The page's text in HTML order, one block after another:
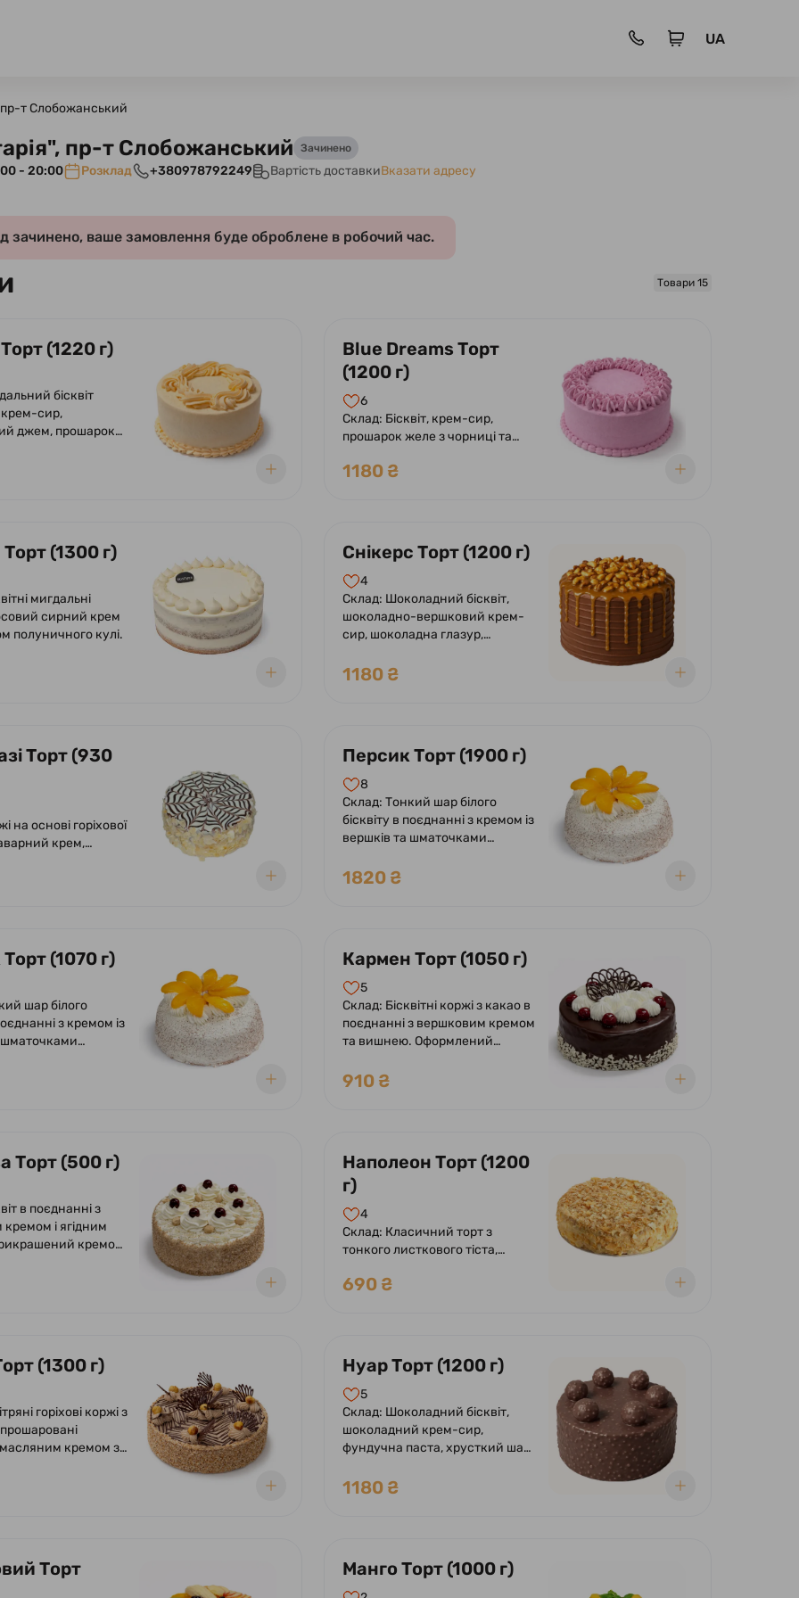
UA
пр-т Слобожанський
пр-т Слобожанський Зачинено
- 20:00 Розклад +380978792249 Вартість доставкиВказати адресу
зачинено, ваше замовлення буде оброблене в робочий час.
Товари 15
(1220 г)
бісквіт
сир,
джем, прошарок
Blue Dreams Торт
(1200 г)
6
Склад: Бісквіт, крем-сир,
прошарок желе з чорниці та
1180 ₴
(1300 г)
мигдальні
сирний крем
полуничного кулі.
Снікерс Торт (1200 г)
4
Склад: Шоколадний бісквіт,
шоколадно-вершковий крем-
сир, шоколадна глазур,
арахіс, нуга. Оформлений
1180 ₴
Торт (930
на основі горіхової
крем,
Персик Торт (1900 г)
8
Склад: Тонкий шар білого
бісквіту в поєднанні з кремом із
вершків та шматочками
ванільному суфле. Оформлений
1820 ₴
(1070 г)
шар білого
з кремом із
шматочками
суфле. Оформлений
Кармен Торт (1050 г)
5
Склад: Бісквітні коржі з какао в
поєднанні з вершковим кремом
та вишнею. Оформлений
вершків та вишнею.
910 ₴
Торт (500 г)
в поєднанні з
і ягідним
кремом
Наполеон Торт (1200
г)
4
Склад: Класичний торт з
тонкого листкового тіста,
690 ₴
(1300 г)
горіхові коржі з
кремом з
кремом,
Нуар Торт (1200 г)
5
Склад: Шоколадний бісквіт,
шоколадний крем-сир,
фундучна паста, хрусткий шар
роялтину, глазур гурме з
1180 ₴
Торт
Манго Торт (1000 г)